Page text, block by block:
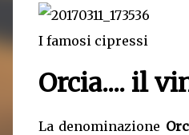
I famosi cipressi
Orcia.... il
La denominazione